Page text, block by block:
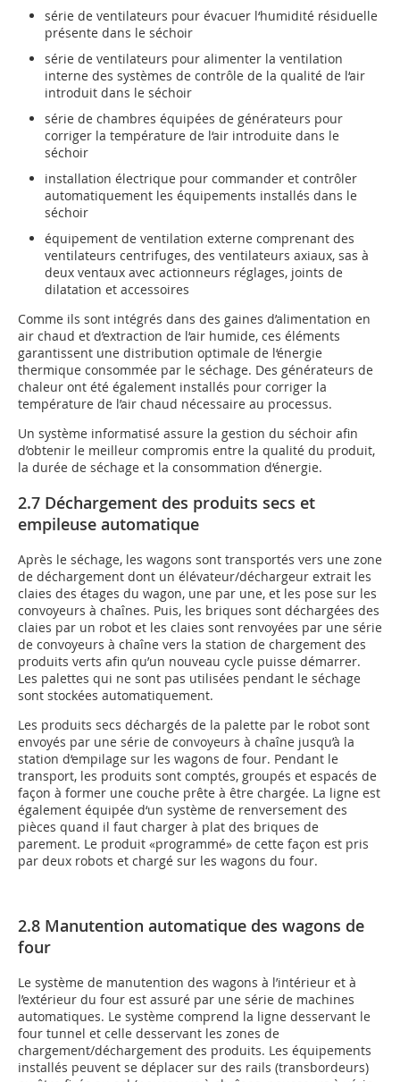
série de ventilateurs pour évacuer l‘humidité résiduelle
présente dans le séchoir
série de ventilateurs pour alimenter la ventilation
interne des systèmes de contrôle de la qualité de l‘air
introduit dans le séchoir
série de chambres équipées de générateurs pour
corriger la température de l‘air introduite dans le
séchoir
installation électrique pour commander et contrôler
automatiquement les équipements installés dans le
séchoir
équipement de ventilation externe comprenant des
ventilateurs centrifuges, des ventilateurs axiaux, sas à
deux ventaux avec actionneurs réglages, joints de
dilatation et accessoires
Comme ils sont intégrés dans des gaines d’alimentation en
air chaud et d’extraction de l‘air humide, ces éléments
garantissent une distribution optimale de l‘énergie
thermique consommée par le séchage. Des générateurs de
chaleur ont été également installés pour corriger la
température de l’air chaud nécessaire au processus.
Un système informatisé assure la gestion du séchoir afin
d’obtenir le meilleur compromis entre la qualité du produit,
la durée de séchage et la consommation d‘énergie.
2.7 Déchargement des produits secs et
empileuse automatique
Après le séchage, les wagons sont transportés vers une zone
de déchargement dont un élévateur/déchargeur extrait les
claies des étages du wagon, une par une, et les pose sur les
convoyeurs à chaînes. Puis, les briques sont déchargées des
claies par un robot et les claies sont renvoyées par une série
de convoyeurs à chaîne vers la station de chargement des
produits verts afin qu’un nouveau cycle puisse démarrer.
Les palettes qui ne sont pas utilisées pendant le séchage
sont stockées automatiquement.
Les produits secs déchargés de la palette par le robot sont
envoyés par une série de convoyeurs à chaîne jusqu’à la
station d‘empilage sur les wagons de four. Pendant le
transport, les produits sont comptés, groupés et espacés de
façon à former une couche prête à être chargée. La ligne est
également équipée d‘un système de renversement des
pièces quand il faut charger à plat des briques de
parement. Le produit «programmé» de cette façon est pris
par deux robots et chargé sur les wagons du four.
2.8 Manutention automatique des wagons de
four
Le système de manutention des wagons à l’intérieur et à
l’extérieur du four est assuré par une série de machines
automatiques. Le système comprend la ligne desservant le
four tunnel et celle desservant les zones de
chargement/déchargement des produits. Les équipements
installés peuvent se déplacer sur des rails (transbordeurs)